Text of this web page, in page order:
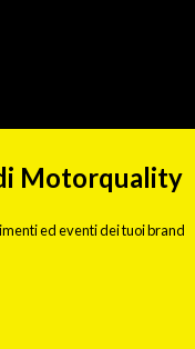
Motorquality
ed eventi dei tuoi brand